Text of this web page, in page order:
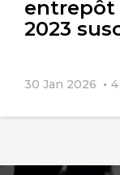
entrepôt
2023
30 Jan 2026 4